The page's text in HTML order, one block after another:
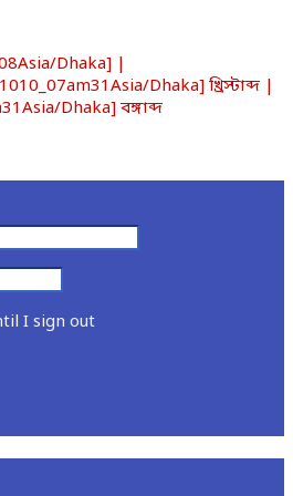
Dhaka] |
Dhaka] খ্রিস্টাব্দ |
Dhaka] বঙ্গাব্দ
I sign out